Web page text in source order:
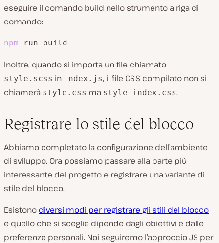
eseguire il comando build nello strumento a riga di
comando:
npm run build
Inoltre, quando si importa un file chiamato
style.scss in index.js, il file CSS compilato non si
chiamerà style.css ma style-index.css.
Registrare lo stile del blocco
Abbiamo completato la configurazione dell’ambiente
di sviluppo. Ora possiamo passare alla parte più
interessante del progetto e registrare una variante di
stile del blocco.
Esistono diversi modi per registrare gli stili del blocco
e quello che si sceglie dipende dagli obiettivi e dalle
preferenze personali. Noi seguiremo l’approccio JS per